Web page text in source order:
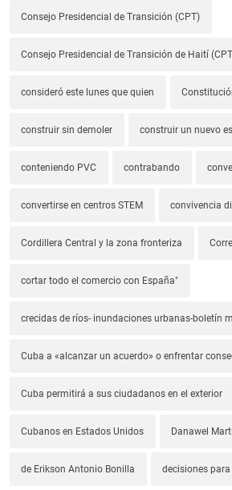
Consejo Presidencial de Transición (CPT)
Consejo Presidencial de Transición de Haití
consideró este lunes que quien
construir sin demoler construir un nuevo
conteniendo PVC contrabando
convertirse en centros STEM convivencia
Cordillera Central y la zona fronteriza
cortar todo el comercio con España"
crecidas de ríos- inundaciones urbanas-boletín
Cuba a «alcanzar un acuerdo» o enfrentar
Cuba permitirá a sus ciudadanos en el exterior
Cubanos en Estados Unidos Danawel
de Erikson Antonio Bonilla decisiones